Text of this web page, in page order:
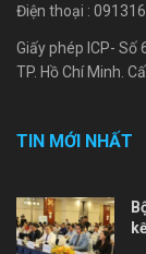
Điện thoại :
Giấy phép ICP-
TP. Hồ Chí Minh.
TIN MỚI NHẤT